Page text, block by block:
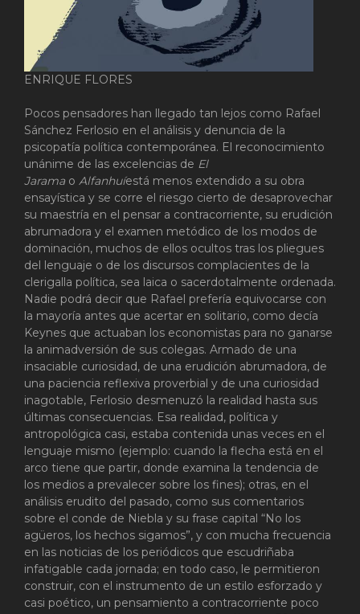
ENRIQUE FLORES
Pocos pensadores han llegado tan lejos como Rafael
Sánchez Ferlosio en el análisis y denuncia de la
psicopatía política contemporánea. El reconocimiento
unánime de las excelencias de El
Jarama o Alfanhuíestá menos extendido a su obra
ensayística y se corre el riesgo cierto de desaprovechar
su maestría en el pensar a contracorriente, su erudición
abrumadora y el examen metódico de los modos de
dominación, muchos de ellos ocultos tras los pliegues
del lenguaje o de los discursos complacientes de la
clerigalla política, sea laica o sacerdotalmente ordenada.
Nadie podrá decir que Rafael prefería equivocarse con
la mayoría antes que acertar en solitario, como decía
Keynes que actuaban los economistas para no ganarse
la animadversión de sus colegas. Armado de una
insaciable curiosidad, de una erudición abrumadora, de
una paciencia reflexiva proverbial y de una curiosidad
inagotable, Ferlosio desmenuzó la realidad hasta sus
últimas consecuencias. Esa realidad, política y
antropológica casi, estaba contenida unas veces en el
lenguaje mismo (ejemplo: cuando la flecha está en el
arco tiene que partir, donde examina la tendencia de
los medios a prevalecer sobre los fines); otras, en el
análisis erudito del pasado, como sus comentarios
sobre el conde de Niebla y su frase capital “No los
agüeros, los hechos sigamos”, y con mucha frecuencia
en las noticias de los periódicos que escudriñaba
infatigable cada jornada; en todo caso, le permitieron
construir, con el instrumento de un estilo esforzado y
casi poético, un pensamiento a contracorriente poco